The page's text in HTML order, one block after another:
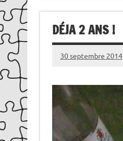
DÉJA 2 ANS !
30 septembre 2014